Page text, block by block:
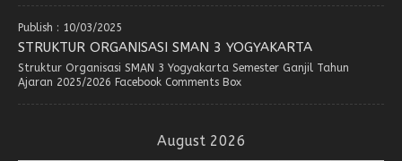
Publish : 10/03/2025
STRUKTUR ORGANISASI SMAN 3 YOGYAKARTA
Struktur Organisasi SMAN 3 Yogyakarta Semester Ganjil Tahun
Ajaran 2025/2026 Facebook Comments Box
August 2026